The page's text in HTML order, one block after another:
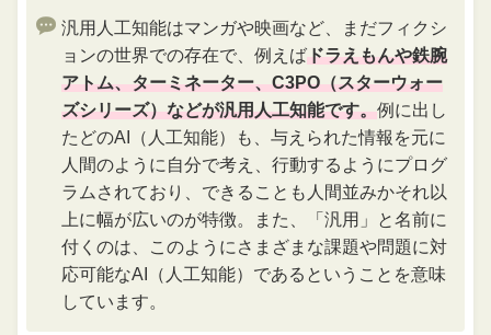
汎用人工知能はマンガや映画など、まだフィクシ
ョンの世界での存在で、例えばドラえもんや鉄腕
アトム、ターミネーター、C3PO（スターウォー
ズシリーズ）などが汎用人工知能です。例に出し
たどのAI（人工知能）も、与えられた情報を元に
人間のように自分で考え、行動するようにプログ
ラムされており、できることも人間並みかそれ以
上に幅が広いのが特徴。また、「汎用」と名前に
付くのは、このようにさまざまな課題や問題に対
応可能なAI（人工知能）であるということを意味
しています。